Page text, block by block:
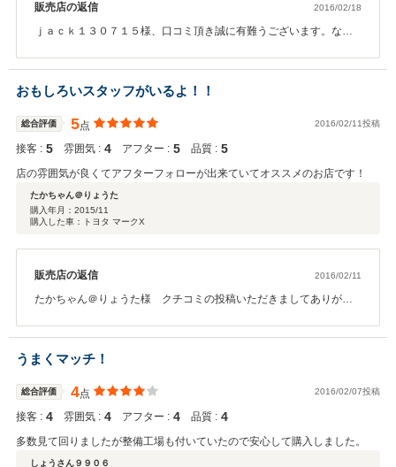
販売店の返信 2016/02/18
ｊａｃｋ１３０７１５様、口コミ頂き誠に有難うございます。なん
おもしろいスタッフがいるよ！！
総合評価 5点 2016/02/11投稿
接客 : 5 雰囲気 : 4 アフター : 5 品質 : 5
店の雰囲気が良くてアフターフォローが出来ていてオススメのお店です！
たかちゃん＠りょうた
購入年月： 2015/11
購入した車：トヨタ マークX
販売店の返信 2016/02/11
たかちゃん＠りょうた様 クチコミの投稿いただきましてありがと
らお互いに歳を重ねて行きたいと思いますので 面白いスタッフ一
同、これからも宜しくお願い致します。
うまくマッチ！
総合評価 4点 2016/02/07投稿
接客 : 4 雰囲気 : 4 アフター : 4 品質 : 4
多数見て回りましたが整備工場も付いていたので安心して購入しました。
しょうさん９９０６